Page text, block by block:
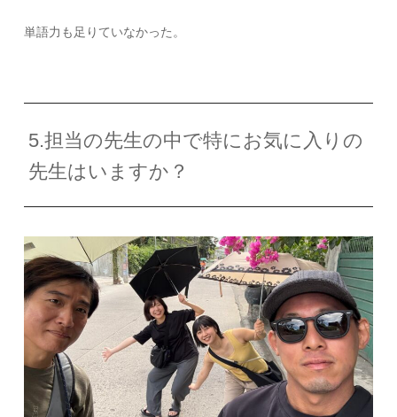
単語力も足りていなかった。
5.担当の先生の中で特にお気に入りの
先生はいますか？